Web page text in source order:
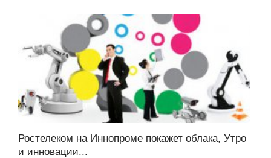
Ростелеком на Иннопроме покажет облака, Утро
и инновации...